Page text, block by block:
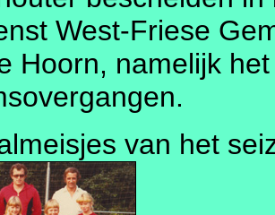
West-Friese
Hoorn, namelijk
van het